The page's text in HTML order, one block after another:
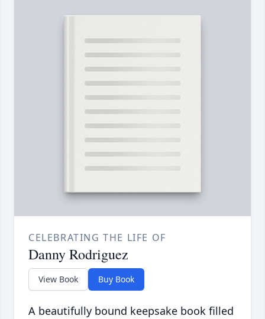
CELEBRATING THE LIFE OF
Danny Rodriguez
View Book Buy Book
A beautifully bound keepsake book filled